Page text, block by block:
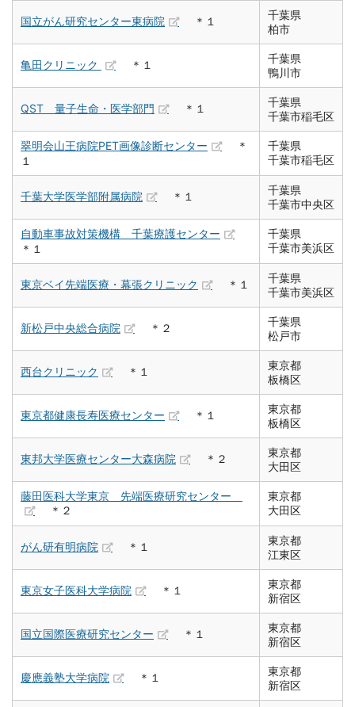
国立がん研究センター東病院 ＊１
千葉県
柏市
亀田クリニック ＊１
千葉県
鴨川市
QST 量子生命・医学部門 ＊１
千葉県
千葉市稲毛区
翠明会山王病院PET画像診断センター
＊
１
千葉県
千葉市稲毛区
千葉大学医学部附属病院 ＊１
千葉県
千葉市中央区
自動車事故対策機構 千葉療護センター
＊１
千葉県
千葉市美浜区
東京ベイ先端医療・幕張クリニック ＊１
千葉県
千葉市美浜区
新松戸中央総合病院 ＊２
千葉県
松戸市
西台クリニック ＊１
東京都
板橋区
東京都健康長寿医療センター ＊１
東京都
板橋区
東邦大学医療センター大森病院 ＊２
東京都
大田区
藤田医科大学東京 先端医療研究センター
＊２
東京都
大田区
がん研有明病院 ＊１
東京都
江東区
東京女子医科大学病院 ＊１
東京都
新宿区
国立国際医療研究センター ＊１
東京都
新宿区
慶應義塾大学病院 ＊１
東京都
新宿区